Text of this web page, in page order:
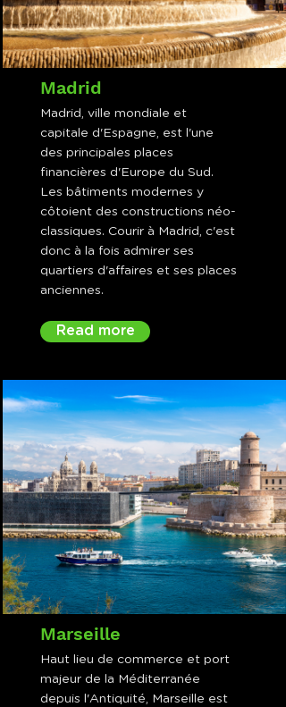
Madrid
Madrid, ville mondiale et
capitale d'Espagne, est l'une
des principales places
financières d'Europe du Sud.
Les bâtiments modernes y
côtoient des constructions néo-
classiques. Courir à Madrid, c'est
donc à la fois admirer ses
quartiers d'affaires et ses places
anciennes.
Read more
Marseille
Haut lieu de commerce et port
majeur de la Méditerranée
depuis l'Antiquité, Marseille est